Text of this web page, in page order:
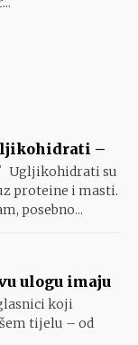
–
Ugljikohidrati su
proteine i masti.
posebno...
ulogu imaju
koji
tijelu – od